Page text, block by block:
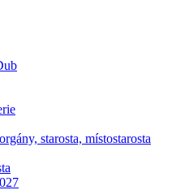
starosta, místostarosta